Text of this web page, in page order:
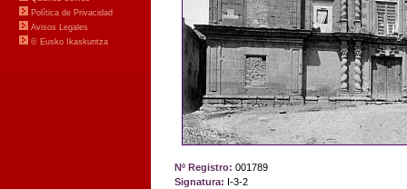
Nº Registro: 001789
Signatura: I-3-2